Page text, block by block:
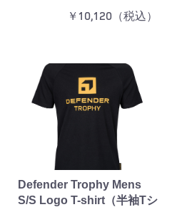
￥10,120（税込）
Defender Trophy Mens
S/S Logo T-shirt（半袖Tシ